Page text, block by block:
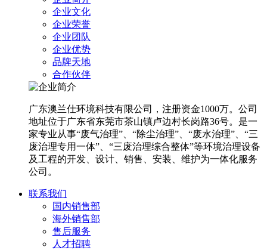
企业文化
企业荣誉
企业团队
企业优势
品牌天地
合作伙伴
广东澳兰仕环境科技有限公司，注册资金1000万。公司
地址位于广东省东莞市茶山镇卢边村长岗路36号。是一
家专业从事“废气治理”、“除尘治理”、“废水治理”、“三
废治理专用一体”、“三废治理综合整体”等环境治理设备
及工程的开发、设计、销售、安装、维护为一体化服务
公司。
联系我们
国内销售部
海外销售部
售后服务
人才招聘